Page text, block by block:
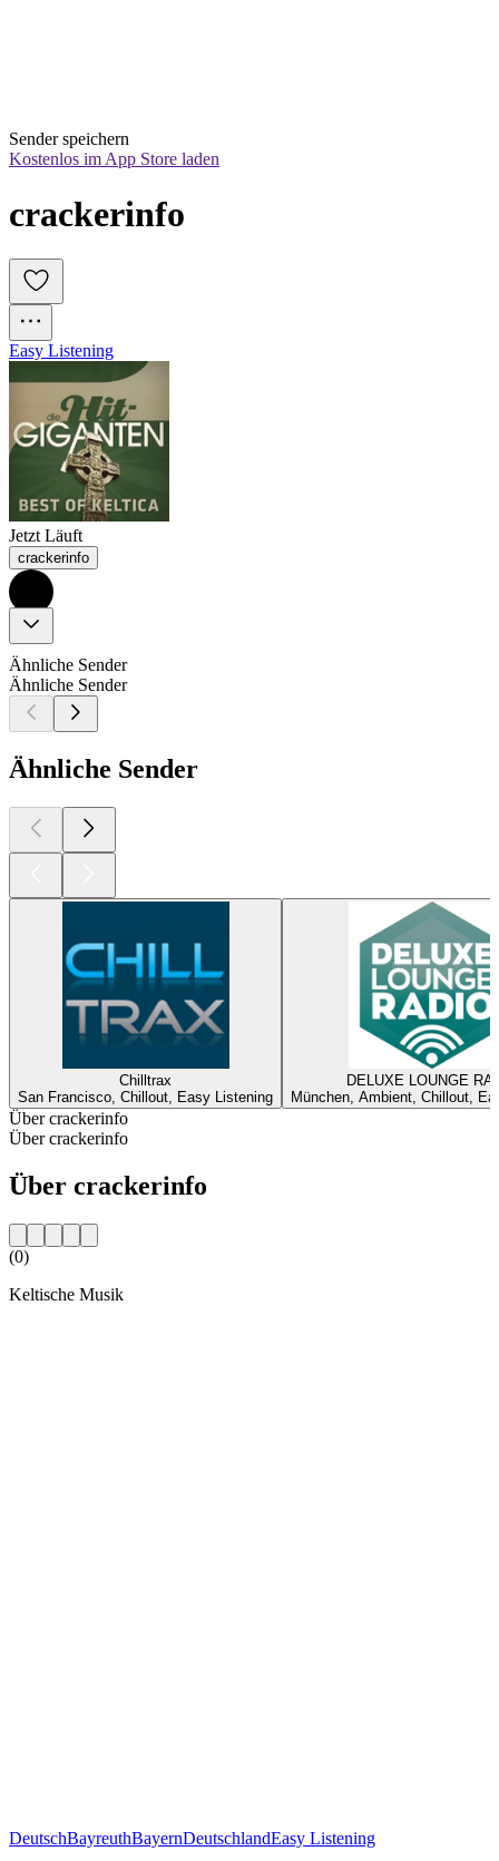
Sender speichern
Kostenlos im App Store laden
crackerinfo
Easy Listening
Jetzt Läuft
crackerinfo
Ähnliche Sender
Ähnliche Sender
Ähnliche Sender
Chilltrax
San Francisco, Chillout, Easy Listening
DELUXE LOUNGE
München, Ambient, Chillout,
Über crackerinfo
Über crackerinfo
Über crackerinfo
(0)
Keltische Musik
DeutschBayreuthBayernDeutschlandEasy Listening